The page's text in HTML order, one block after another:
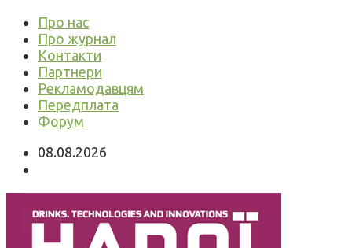
Про нас
Про журнал
Контакти
Партнери
Рекламодавцям
Передплата
Форум
08.08.2026